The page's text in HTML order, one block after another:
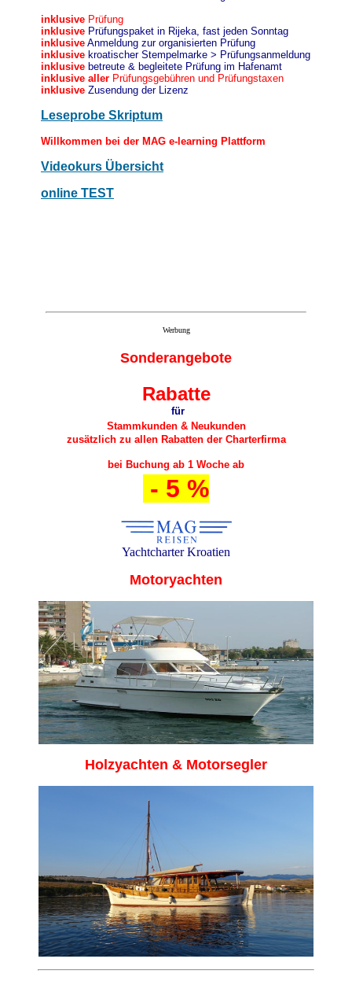
inklusive Prüfung
inklusive Prüfungspaket in Rijeka, fast jeden Sonntag
inklusive Anmeldung zur organisierten Prüfung
inklusive kroatischer Stempelmarke > Prüfungsanmeldung
inklusive betreute & begleitete Prüfung im Hafenamt
inklusive aller Prüfungsgebühren und Prüfungstaxen
inklusive Zusendung der Lizenz
Leseprobe Skriptum
Willkommen bei der MAG e-learning Plattform
Videokurs Übersicht
online TEST
Werbung
Sonderangebote
Rabatte
für
Stammkunden & Neukunden
zusätzlich zu allen Rabatten der Charterfirma
bei Buchung ab 1 Woche ab
- 5 %
Yachtcharter Kroatien
Motoryachten
Holzyachten & Motorsegler